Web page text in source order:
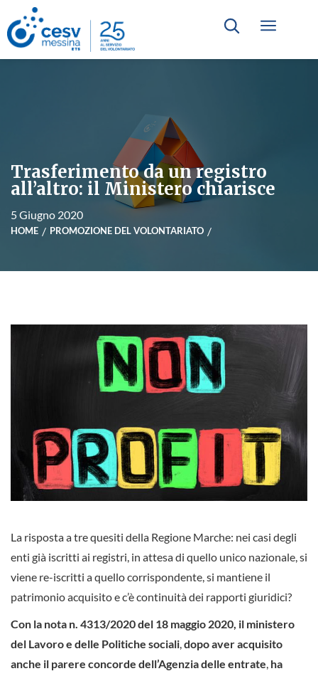
Trasferimento da un registro
all’altro: il Ministero chiarisce
5 Giugno 2020
HOME PROMOZIONE DEL VOLONTARIATO
La risposta a tre quesiti della Regione Marche: nei casi degli
enti già iscritti ai registri, in attesa di quello unico nazionale, si
viene re-iscritti a quello corrispondente, si mantiene il
patrimonio acquisito e c’è continuità dei rapporti giuridici?
Con la nota n. 4313/2020 del 18 maggio 2020, il ministero
del Lavoro e delle Politiche sociali,dopo aver acquisito
anche il parere concorde dell’Agenzia delle entrate, ha